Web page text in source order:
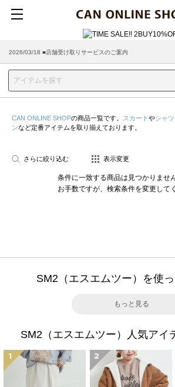
2026/03/18 ■店舗受け取りサービスのご案内
CAN ONLINE SHOPの商品一覧です。 スカート やシャ
ンなど定番アイテムを取り揃えております。
さらに絞り込む 表示変更
条件に一致する商品は見つかりませ
お手数ですが、検索条件を変更して
SM2（エスエムツー）を使
もっと見る
SM2（エスエムツー）人気アイ
1 2